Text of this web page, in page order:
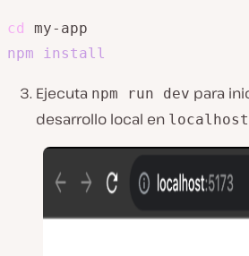
cd
npm
install
Ejecuta npm run dev para
desarrollo local en